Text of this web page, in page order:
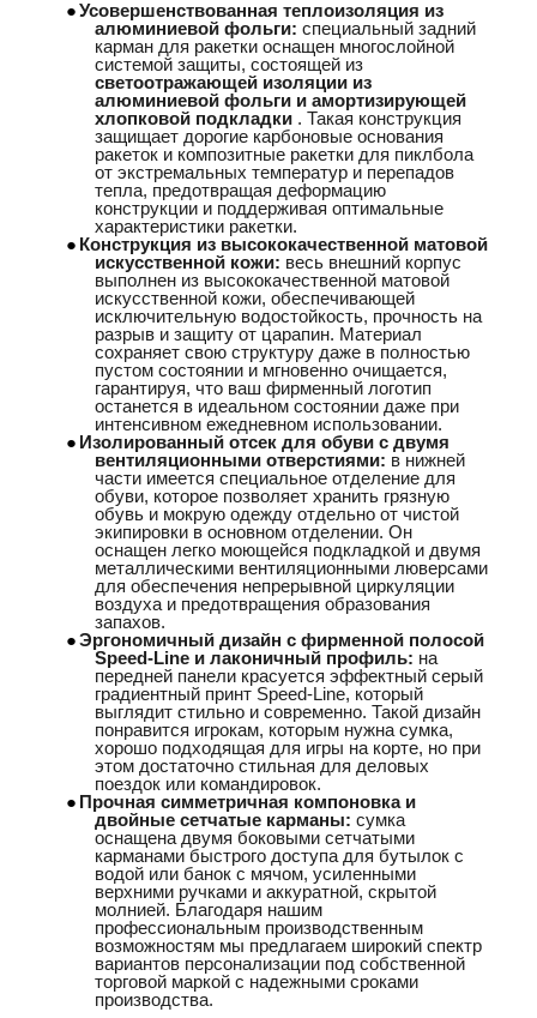
● Усовершенствованная теплоизоляция из
алюминиевой фольги: специальный задний
карман для ракетки оснащен многослойной
системой защиты, состоящей из
светоотражающей изоляции из
алюминиевой фольги и амортизирующей
хлопковой подкладки . Такая конструкция
защищает дорогие карбоновые основания
ракеток и композитные ракетки для пиклбола
от экстремальных температур и перепадов
тепла, предотвращая деформацию
конструкции и поддерживая оптимальные
характеристики ракетки.
● Конструкция из высококачественной матовой
искусственной кожи: весь внешний корпус
выполнен из высококачественной матовой
искусственной кожи, обеспечивающей
исключительную водостойкость, прочность на
разрыв и защиту от царапин. Материал
сохраняет свою структуру даже в полностью
пустом состоянии и мгновенно очищается,
гарантируя, что ваш фирменный логотип
останется в идеальном состоянии даже при
интенсивном ежедневном использовании.
● Изолированный отсек для обуви с двумя
вентиляционными отверстиями: в нижней
части имеется специальное отделение для
обуви, которое позволяет хранить грязную
обувь и мокрую одежду отдельно от чистой
экипировки в основном отделении. Он
оснащен легко моющейся подкладкой и двумя
металлическими вентиляционными люверсами
для обеспечения непрерывной циркуляции
воздуха и предотвращения образования
запахов.
● Эргономичный дизайн с фирменной полосой
Speed-Line и лаконичный профиль: на
передней панели красуется эффектный серый
градиентный принт Speed-Line, который
выглядит стильно и современно. Такой дизайн
понравится игрокам, которым нужна сумка,
хорошо подходящая для игры на корте, но при
этом достаточно стильная для деловых
поездок или командировок.
● Прочная симметричная компоновка и
двойные сетчатые карманы: сумка
оснащена двумя боковыми сетчатыми
карманами быстрого доступа для бутылок с
водой или банок с мячом, усиленными
верхними ручками и аккуратной, скрытой
молнией. Благодаря нашим
профессиональным производственным
возможностям мы предлагаем широкий спектр
вариантов персонализации под собственной
торговой маркой с надежными сроками
производства.